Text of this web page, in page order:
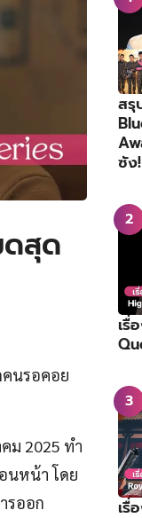
ดสุด
นรอคอย
ม 2025 ทำ
นหน้า โดย
รออก
สรุ
ซัง!
เรื่
เรื่